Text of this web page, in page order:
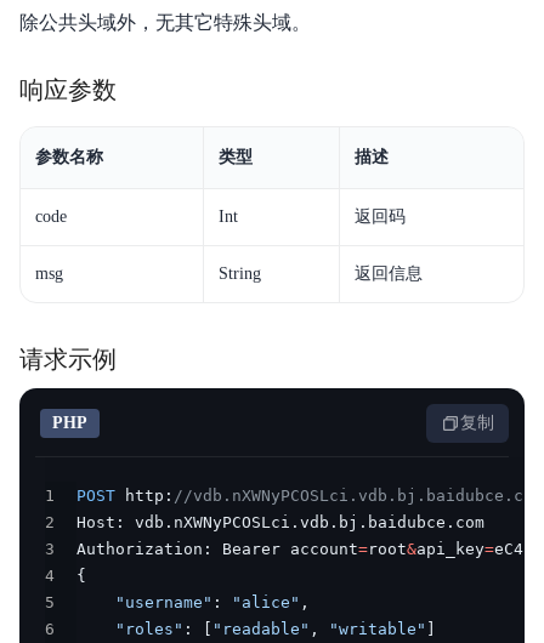
除公共头域外，无其它特殊头域。
响应参数
参数名称 类型 描述
code Int 返回码
msg String 返回信息
请求示例
PHP 复制
1 POST http : //
2
Host : vdb . nXWNyPCOSLci . vdb . bj . baidubce .
3
Authorization : Bearer account=root&api_key=
4
{
5
"username" : "alice" ,
6
"roles" : [ "readable" , "writable" ]